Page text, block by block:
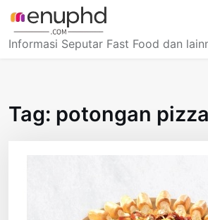
content
Informasi Seputar Fast Food dan
Tag: potongan